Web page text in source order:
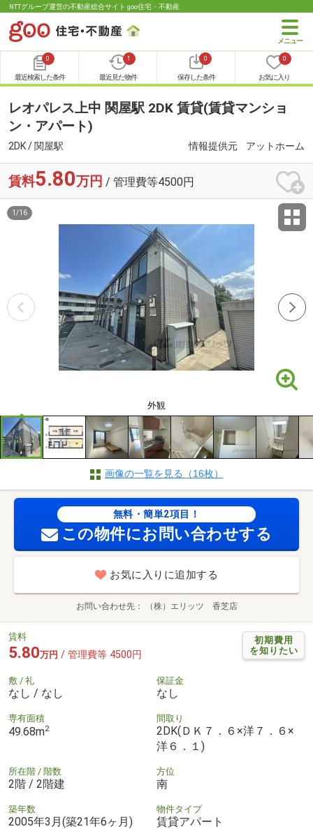
NTTグループ運営の不動産総合サイト goo住宅・不動産
0
最近検索した条件
1
最近見た物件
0
保存した条件
0
お気に入り
レオパレス上中 関屋駅 2DK 賃貸(賃貸マンショ
ン・アパート)
2DK / 関屋駅 情報提供元 アットホーム
賃料5.80万円 / 管理費等4500円
外観
1 /16
画像の一覧を見る（16枚）
無料・簡単2項目！
この物件にお問い合わせする
お気に入りに追加する
お問い合わせ先 （株）エリッツ 香芝店
初期費用
を知りたい
賃料
5.80万円 / 管理費等 4500円
敷 / 礼
なし / なし
保証金
なし
専有面積
49.68m2
間取り
2DK(ＤＫ７．６×洋７．６×
洋６．１)
所在階 / 階数
2階 / 2階建
方位
南
築年数
2005年3月(築21年6ヶ月)
物件タイプ
賃貸アパート